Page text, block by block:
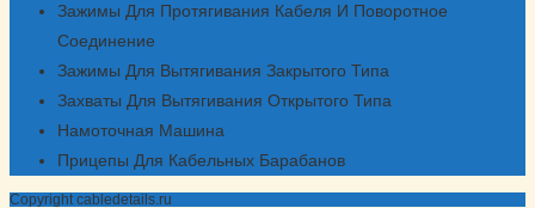
Зажимы Для Протягивания Кабеля И Поворотное
Соединение
Зажимы Для Вытягивания Закрытого Типа
Захваты Для Вытягивания Открытого Типа
Намоточная Машина
Прицепы Для Кабельных Барабанов
Copyright cabledetails.ru